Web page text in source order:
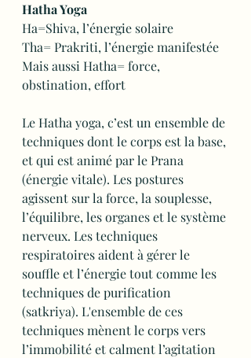
Hatha Yoga
Ha=Shiva, l’énergie solaire
Tha= Prakriti, l’énergie manifestée
Mais aussi Hatha= force,
obstination, effort
Le Hatha yoga, c’est un ensemble de
techniques dont le corps est la base,
et qui est animé par le Prana
(énergie vitale). Les postures
agissent sur la force, la souplesse,
l’équilibre, les organes et le système
nerveux. Les techniques
respiratoires aident à gérer le
souffle et l’énergie tout comme les
techniques de purification
(satkriya). L'ensemble de ces
techniques mènent le corps vers
l’immobilité et calment l’agitation